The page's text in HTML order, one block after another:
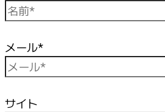
メール*
サイト